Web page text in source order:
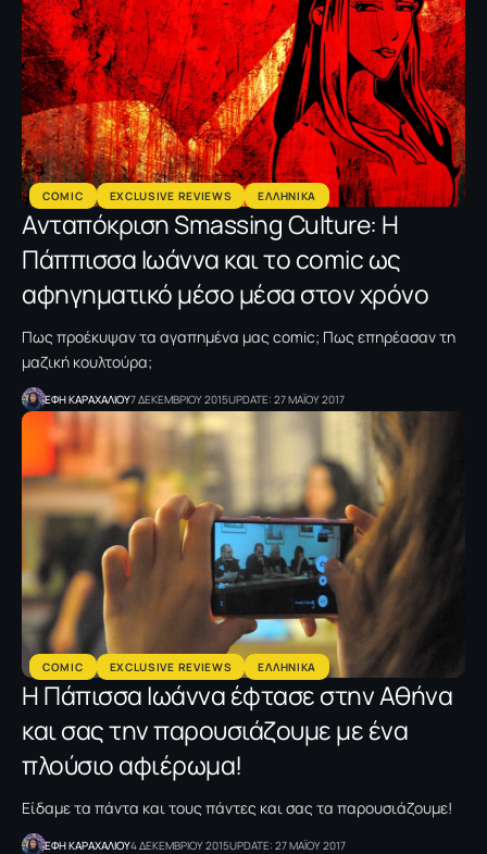
COMIC EXCLUSIVE REVIEWS ΕΛΛΗΝΙΚΑ
Ανταπόκριση Smassing Culture: Η
Πάππισσα Ιωάννα και το comic ως
αφηγηματικό μέσο μέσα στον χρόνο
Πως προέκυψαν τα αγαπημένα μας comic; Πως επηρέασαν τη
μαζική κουλτούρα;
ΕΦΗ KΑΡΑΧΑΛΙΟΥ7 ΔΕΚΕΜΒΡΙΟΥ 2015UPDATE: 27 ΜΑΪΟΥ 2017
COMIC EXCLUSIVE REVIEWS ΕΛΛΗΝΙΚΑ
Η Πάπισσα Ιωάννα έφτασε στην Αθήνα
και σας την παρουσιάζουμε με ένα
πλούσιο αφιέρωμα!
Είδαμε τα πάντα και τους πάντες και σας τα παρουσιάζουμε!
ΕΦΗ KΑΡΑΧΑΛΙΟΥ4 ΔΕΚΕΜΒΡΙΟΥ 2015UPDATE: 27 ΜΑΪΟΥ 2017